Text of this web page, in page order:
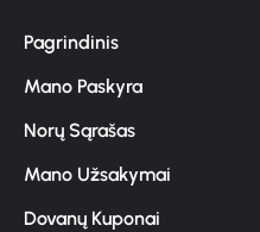
Pagrindinis
Mano Paskyra
Norų Sąrašas
Mano Užsakymai
Dovanų Kuponai